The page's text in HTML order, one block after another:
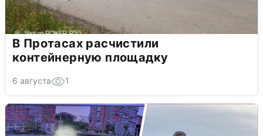
В Протасах расчистили
контейнерную площадку
6 августа 1